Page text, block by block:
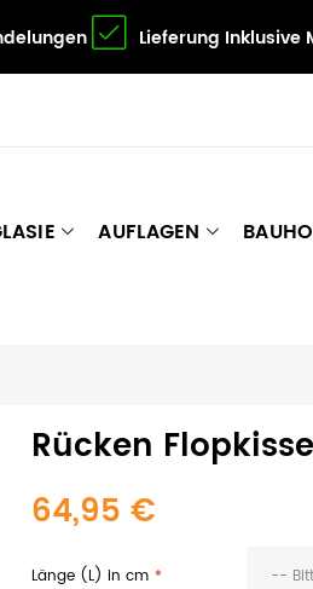
Lieferung Inklusive
AUFLAGEN
Rücken
64,95 €
Länge (L) in cm --